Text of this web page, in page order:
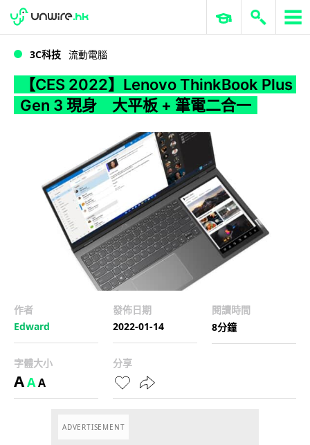
WWDC 2026 ERP 與商業 AI
3C科技 流動電腦
【CES 2022】Lenovo ThinkBook Plus
Gen 3 現身 大平板 + 筆電二合一
作者
Edward
發佈日期
2022-01-14
閱讀時間
8分鐘
字體大小
AAA
分享
ADVERTISEMENT